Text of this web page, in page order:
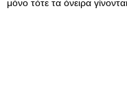
μόνο τότε τα όνειρα